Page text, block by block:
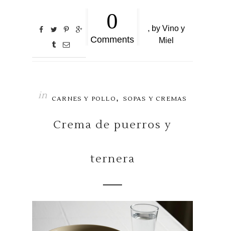
0
Comments
by Vino y
Miel
in CARNES Y POLLO , SOPAS Y CREMAS
Crema de puerros y
ternera